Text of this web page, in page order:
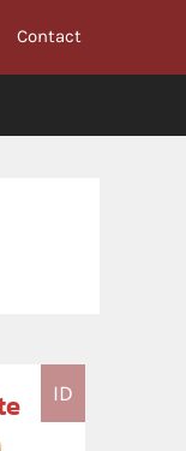
Contact
ID